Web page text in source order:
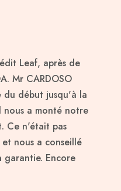
Leaf, après de
Mr CARDOSO
du début jusqu'à la
a monté notre
Ce n'était pas
nous a conseillé
garantie. Encore